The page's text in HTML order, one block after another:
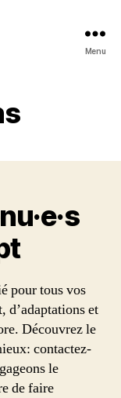
Menu
pour tous vos
d’adaptations et
Découvrez le
contactez-
le
de faire